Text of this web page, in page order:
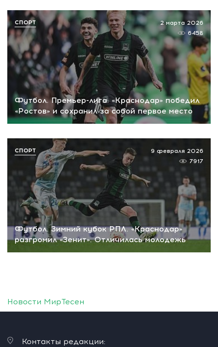
Футбол. Премьер-лига. «Краснодар» победил
«Ростов» и сохранил за собой первое место
2 марта 2026
6458
СПОРТ
Футбол. Зимний кубок РПЛ. «Краснодар»
разгромил «Зенит». Отличилась молодежь
9 февраля 2026
7917
СПОРТ
Новости МирТесен
Контакты редакции: